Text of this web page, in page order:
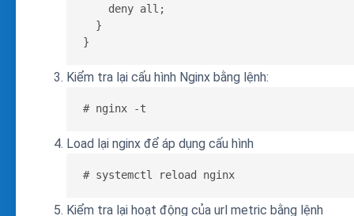
}
Kiểm tra lại cấu hình Nginx bằng lệnh:
# nginx -t
Load lại nginx để áp dụng cấu hình
# systemctl reload nginx
Kiểm tra lại hoạt động của url metric bằng lệnh